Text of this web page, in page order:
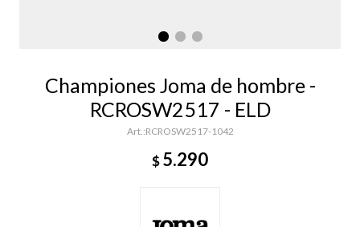
Championes Joma de hombre -
RCROSW2517 - ELD
RCROSW2517-1042
$5.290